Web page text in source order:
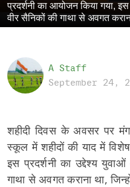
प्रदर्शनी का आयोजन किया गया,
वीर सैनिकों की गाथा से अवगत
A Staff
September 24,
शहीदी दिवस के अवसर पर
स्कूल में शहीदों की याद में
इस प्रदर्शनी का उद्देश्य
गाथा से अवगत कराना था,